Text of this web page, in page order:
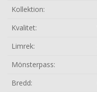
Kollektion:
Kvalitet:
Limrek:
Mönsterpass:
Bredd: